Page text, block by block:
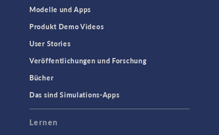
Modelle und Apps
Produkt Demo Videos
User Stories
Veröffentlichungen und Forschung
Bücher
Das sind Simulations-Apps
Lernen